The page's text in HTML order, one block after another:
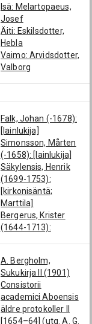
Henrik
Lanko: Wanaeus,
Pehr
Lanko: Collenius,
Gabriel
Lanko: Humalainen,
Erik
Henrik
Veljenpoika:
Melartopaeus,
Josef
Isä: Melartopaeus,
Josef
Äiti: Eskilsdotter,
Hebla
Vaimo: Arvidsdotter,
Valborg
Falk, Johan (-1678):
[lainlukija]
Simonsson, Mårten
(-1658): [lainlukija]
Säkylensis, Henrik
(1699-1753):
[kirkonisäntä;
Marttila]
Bergerus, Krister
(1644-1713):
Kihl, Gustaf (1729-
1800): [kirkonisäntä]
Syvonius, Erik
(-1707):
[kirkonisäntä]
A. Bergholm,
Sukukirja II (1901)
Consistorii
academici Aboensis
äldre protokoller II
[1654–64] (utg. A. G.